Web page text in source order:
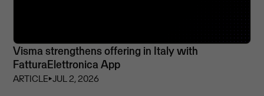
Visma strengthens offering in Italy with
FatturaElettronica App
ARTICLE⏵JUL 2, 2026